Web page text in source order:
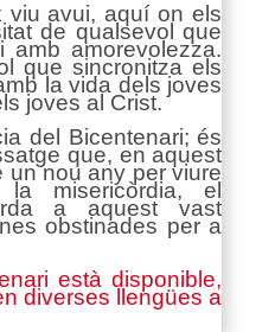
viu avui, aquí on els
de qualsevol que
amorevolezza.
que sincronitza els
la vida dels joves
joves al Crist.
del Bicentenari; és
que, en aquest
un nou any per viure
la misericòrdia, el
a aquest vast
obstinades per a
està disponible,
diverses llengües a